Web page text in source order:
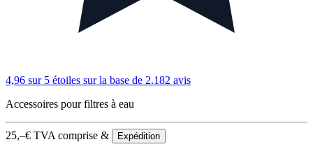
4,96 sur 5 étoiles sur la base de 2.182 avis
Accessoires pour filtres à eau
25,–€ TVA comprise & Expédition